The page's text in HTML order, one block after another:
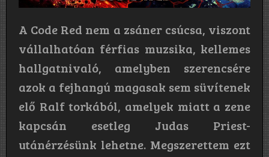
A Code Red nem a zsáner csúcsa, viszont
vállalhatóan férfias muzsika, kellemes
hallgatnivaló, amelyben szerencsére
azok a fejhangú magasak sem süvítenek
elő Ralf torkából, amelyek miatt a zene
kapcsán esetleg Judas Priest-
utánérzésünk lehetne. Megszerettem ezt